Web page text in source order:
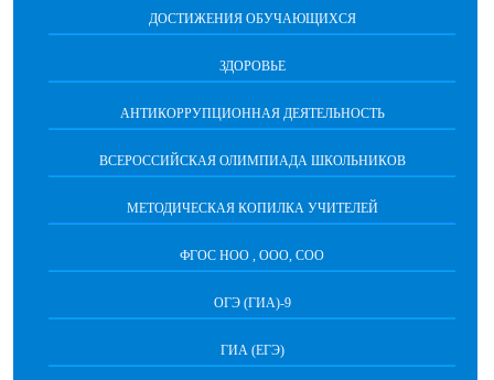
ДОСТИЖЕНИЯ ОБУЧАЮЩИХСЯ
ЗДОРОВЬЕ
АНТИКОРРУПЦИОННАЯ ДЕЯТЕЛЬНОСТЬ
ВСЕРОССИЙСКАЯ ОЛИМПИАДА ШКОЛЬНИКОВ
МЕТОДИЧЕСКАЯ КОПИЛКА УЧИТЕЛЕЙ
ФГОС НОО , ООО, СОО
ОГЭ (ГИА)-9
ГИА (ЕГЭ)